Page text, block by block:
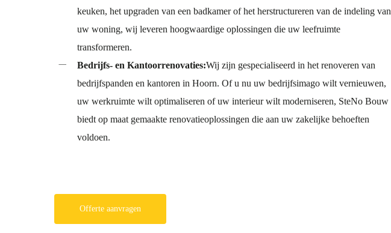
keuken, het upgraden van een badkamer of het herstructureren van de indeling van
uw woning, wij leveren hoogwaardige oplossingen die uw leefruimte
transformeren.
Bedrijfs- en Kantoorrenovaties:Wij zijn gespecialiseerd in het renoveren van
bedrijfspanden en kantoren in Hoorn. Of u nu uw bedrijfsimago wilt vernieuwen,
uw werkruimte wilt optimaliseren of uw interieur wilt moderniseren, SteNo Bouw
biedt op maat gemaakte renovatieoplossingen die aan uw zakelijke behoeften
voldoen.
Offerte aanvragen